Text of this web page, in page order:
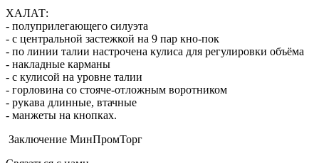
ХАЛАТ:
- полуприлегающего силуэта
- с центральной застежкой на 9 пар кно-пок
- по линии талии настрочена кулиса для регулировки объёма
- накладные карманы
- с кулисой на уровне талии
- горловина со стояче-отложным воротником
- рукава длинные, втачные
- манжеты на кнопках.
Заключение МинПромТорг